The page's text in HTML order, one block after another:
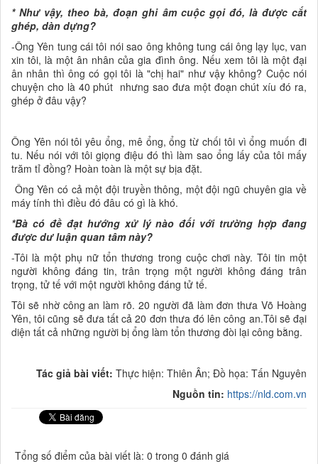
* Như vậy, theo bà, đoạn ghi âm cuộc gọi đó, là được cắt
ghép, dàn dựng?
-Ông Yên tung cái tôi nói sao ông không tung cái ông lạy lục, van
xin tôi, là một ân nhân của gia đình ông. Nếu xem tôi là một đại
ân nhân thì ông có gọi tôi là "chị hai" như vậy không? Cuộc nói
chuyện cho là 40 phút nhưng sao đưa một đoạn chút xíu đó ra,
ghép ở đâu vậy?
Ông Yên nói tôi yêu ổng, mê ổng, ổng từ chối tôi vì ổng muốn đi
tu. Nếu nói với tôi giọng điệu đó thì làm sao ổng lấy của tôi mấy
trăm tỉ đồng? Hoàn toàn là một sự bịa đặt.
Ông Yên có cả một đội truyền thông, một đội ngũ chuyên gia về
máy tính thì điều đó đâu có gì là khó.
*Bà có đề đạt hướng xử lý nào đối với trường hợp đang
được dư luận quan tâm này?
-Tôi là một phụ nữ tổn thương trong cuộc chơi này. Tôi tin một
người không đáng tin, trân trọng một người không đáng trân
trọng, tử tế với một người không đáng tử tế.
Tôi sẽ nhờ công an làm rõ. 20 người đã làm đơn thưa Võ Hoàng
Yên, tôi cũng sẽ đưa tất cả 20 đơn thưa đó lên công an.Tôi sẽ đại
diện tất cả những người bị ổng làm tổn thương đòi lại công bằng.
Tác giả bài viết: Thực hiện: Thiên Ân; Đồ họa: Tấn Nguyên
Nguồn tin: https://nld.com.vn
Tổng số điểm của bài viết là: 0 trong 0 đánh giá